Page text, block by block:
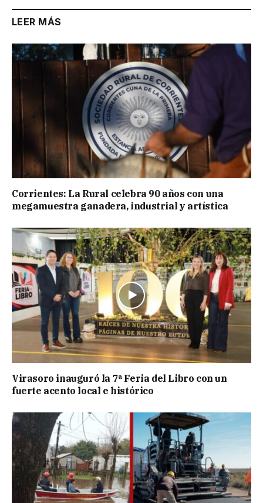
LEER MÁS
Corrientes: La Rural celebra 90 años con una
megamuestra ganadera, industrial y artística
Virasoro inauguró la 7ª Feria del Libro con un
fuerte acento local e histórico